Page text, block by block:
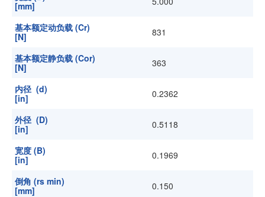
[mm]
基本额定动负载 (Cr)
[N]
831
基本额定静负载 (Cor)
[N]
363
内径 (d)
[in]
0.2362
外径 (D)
[in]
0.5118
宽度 (B)
[in]
0.1969
倒角 (rs min)
[mm]
0.150